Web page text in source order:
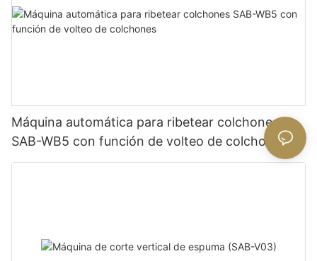
Máquina automática para ribetear colchones
SAB-WB5 con función de volteo de colchones